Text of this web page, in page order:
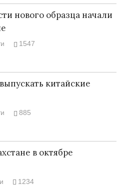
нового образца начали
1547
китайские
885
в октябре
1234